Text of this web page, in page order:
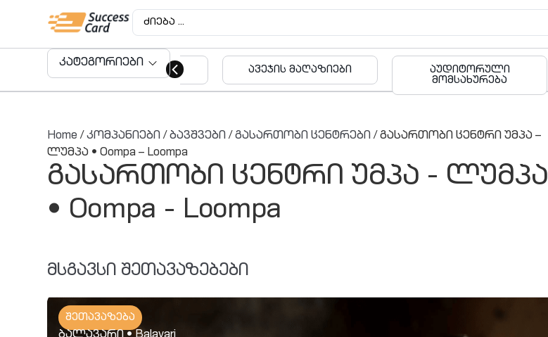
კატეგორიები
ავეჯის მაღაზიები
აუდიტორული
აუზი და ფიტნესი
Home /კომპანიები /ბავშვები /გასართობი ცენტრები / გასართობი ცენტრი უმპა –
ლუმპა • Oompa – Loompa
გასართობი ცენტრი უმპა - ლუმპა
• Oompa - Loompa
მსგავსი შეთავაზებები
შეთავაზება